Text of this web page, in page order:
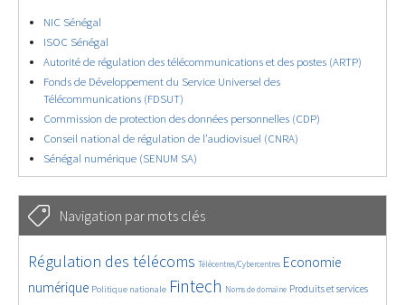
NIC Sénégal
ISOC Sénégal
Autorité de régulation des télécommunications et des postes (ARTP)
Fonds de Développement du Service Universel des
Télécommunications (FDSUT)
Commission de protection des données personnelles (CDP)
Conseil national de régulation de l’audiovisuel (CNRA)
Sénégal numérique (SENUM SA)
Navigation par mots clés
4643/5765
Régulation des télécoms
402/5765 Télécentres/Cybercentres
3692/5765
Economie
numérique
1904/5765 Politique nationale
5309/5765 Fintech
699/5765 Noms de domaine
2381/5765 Produits et services
1555/5765